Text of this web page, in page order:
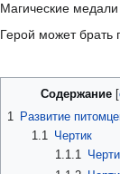
Магические
Герой может брать
Содержание
1 Развитие
1.1 Чертик
1.1.1